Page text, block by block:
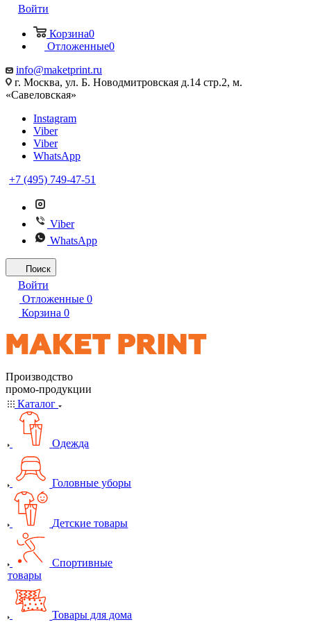
Войти
Корзина0
Отложенные0
info@maketprint.ru
г. Москва, ул. Б. Новодмитровская д.14 стр.2, м.
«Савеловская»
Instagram
Viber
Viber
WhatsApp
+7 (495) 749-47-51
Viber
WhatsApp
Поиск
Войти
Отложенные 0
Корзина 0
Производство
промо-продукции
Каталог
Одежда
Головные уборы
Детские товары
Спортивные
товары
Товары для дома